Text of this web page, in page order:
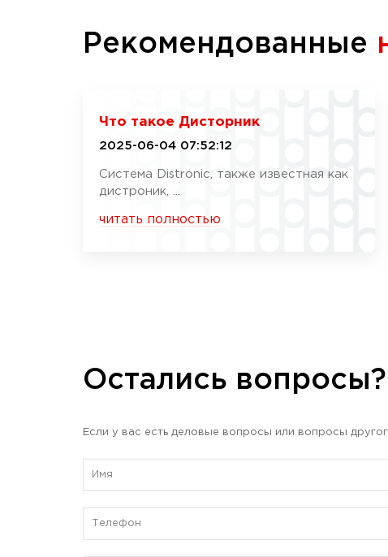
Рекомендованные
Что такое Дисторник
2025-06-04 07:52:12
Система Distronic, также известная как
дистроник, ...
читать полностью
Остались вопросы?
Если у вас есть деловые вопросы или вопросы